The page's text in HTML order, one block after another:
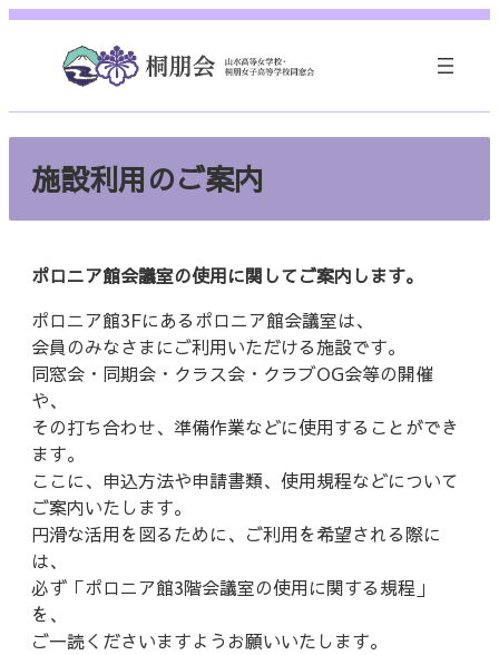
内
施設利用のご案内
ポロニア館会議室の使用に関してご案内します。
ポロニア館3Fにあるポロニア館会議室は、
会員のみなさまにご利用いただける施設です。
同窓会・同期会・クラス会・クラブOG会等の開催
や、
その打ち合わせ、準備作業などに使用することができ
ます。
ここに、申込方法や申請書類、使用規程などについて
ご案内いたします。
円滑な活用を図るために、ご利用を希望される際に
は、
必ず「ポロニア館3階会議室の使用に関する規程」
を、
ご一読くださいますようお願いいたします。